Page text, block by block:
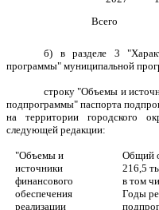
Всего
б) в разделе 3
программы" муниципальной
строку "Объемы и
подпрограммы" паспорта
на территории городского
следующей редакции:
"Объемы и
источники
финансового
обеспечения
реализации
Общий
216,5
в том
Годы